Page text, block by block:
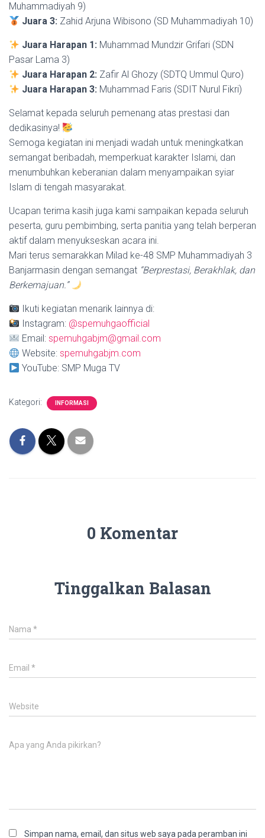
Muhammadiyah 9)
Juara 3: Zahid Arjuna Wibisono (SD Muhammadiyah 10)
Juara Harapan 1: Muhammad Mundzir Grifari (SDN
Pasar Lama 3)
Juara Harapan 2: Zafir Al Ghozy (SDTQ Ummul Quro)
Juara Harapan 3: Muhammad Faris (SDIT Nurul Fikri)
Selamat kepada seluruh pemenang atas prestasi dan
dedikasinya!
Semoga kegiatan ini menjadi wadah untuk meningkatkan
semangat beribadah, memperkuat karakter Islami, dan
menumbuhkan keberanian dalam menyampaikan syiar
Islam di tengah masyarakat.
Ucapan terima kasih juga kami sampaikan kepada seluruh
peserta, guru pembimbing, serta panitia yang telah berperan
aktif dalam menyukseskan acara ini.
Mari terus semarakkan Milad ke-48 SMP Muhammadiyah 3
Banjarmasin dengan semangat “Berprestasi, Berakhlak, dan
Berkemajuan.”
Ikuti kegiatan menarik lainnya di:
Instagram: @spemuhgaofficial
Email:spemuhgabjm@gmail.com
Website:spemuhgabjm.com
YouTube: SMP Muga TV
Kategori: INFORMASI
0 Komentar
Tinggalkan Balasan
Nama *
Email *
Website
Apa yang Anda pikirkan?
Simpan nama, email, dan situs web saya pada peramban ini